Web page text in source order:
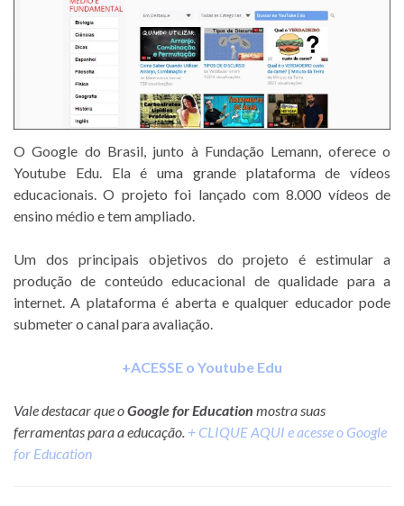
O Google do Brasil, junto à Fundação Lemann, oferece o
Youtube Edu. Ela é uma grande plataforma de vídeos
educacionais. O projeto foi lançado com 8.000 vídeos de
ensino médio e tem ampliado.
Um dos principais objetivos do projeto é estimular a
produção de conteúdo educacional de qualidade para a
internet. A plataforma é aberta e qualquer educador pode
submeter o canal para avaliação.
+ACESSE o Youtube Edu
Vale destacar que oGoogle for Education mostra suas
ferramentas para a educação. + CLIQUE AQUI e acesse o Google
for Education